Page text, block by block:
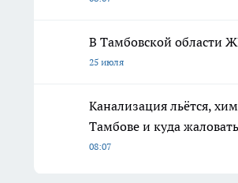
В Тамбовской области
25 июля
Канализация льётся,
Тамбове и куда
08:07